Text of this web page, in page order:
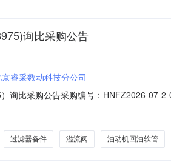
询比采购公告
睿采数动科技分公司
询比采购公告采购编号：HNFZ2026-07-
2.2采购范围序号计划号物料编码物料描
过滤器备件 溢流阀 油动机回油软管